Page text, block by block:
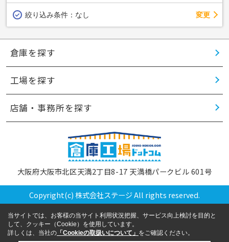
絞り込み条件： なし 変更
倉庫を探す
工場を探す
店舗・事務所を探す
大阪府大阪市北区天満2丁目8-17 天満橋パークビル 601号
Copyright(c) 株式会社ステージ All rights reserved.
当サイトでは、お客様の当サイト利用状況把握、サービス向上検討を目的と
して、クッキー（Cookie）を使用しています。
詳しくは、当社の 「Cookieの取扱いについて」 をご確認ください。